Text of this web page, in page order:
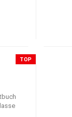
TOP